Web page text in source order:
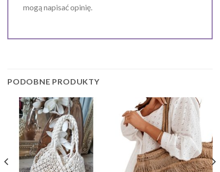
mogą napisać opinię.
PODOBNE PRODUKTY